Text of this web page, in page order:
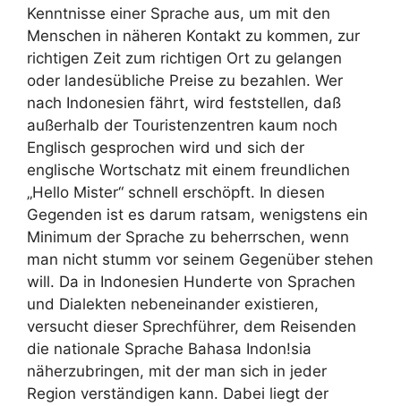
Kenntnisse einer Sprache aus, um mit den
Menschen in näheren Kontakt zu kommen, zur
richtigen Zeit zum richtigen Ort zu gelangen
oder landesübliche Preise zu bezahlen. Wer
nach Indonesien fährt, wird feststellen, daß
außerhalb der Touristenzentren kaum noch
Englisch gesprochen wird und sich der
englische Wortschatz mit einem freundlichen
„Hello Mister“ schnell erschöpft. In diesen
Gegenden ist es darum ratsam, wenigstens ein
Minimum der Sprache zu beherrschen, wenn
man nicht stumm vor seinem Gegenüber stehen
will. Da in Indonesien Hunderte von Sprachen
und Dialekten nebeneinander existieren,
versucht dieser Sprechführer, dem Reisenden
die nationale Sprache Bahasa Indon!sia
näherzubringen, mit der man sich in jeder
Region verständigen kann. Dabei liegt der